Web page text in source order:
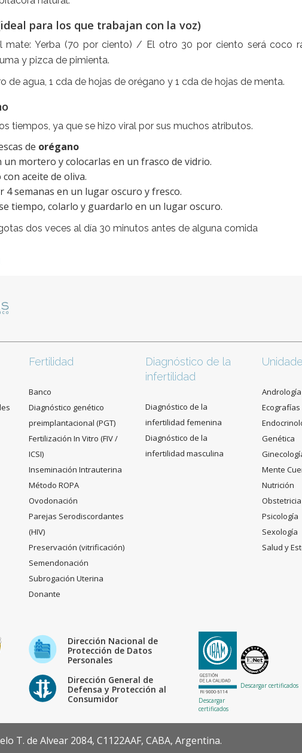
para los que trabajan con la voz)
mate: Yerba (70 por ciento) / El otro 30 por ciento será coco
y pizca de pimienta.
de agua, 1 cda de hojas de orégano y 1 cda de hojas de menta.
tiempos, ya que se hizo viral por sus muchos atributos.
de orégano
un mortero y colocarlas en un frasco de vidrio.
aceite de oliva.
4 semanas en un lugar oscuro y fresco.
tiempo, colarlo y guardarlo en un lugar oscuro.
dos veces al día 30 minutos antes de alguna comida
Fertilidad
Banco
Diagnóstico genético
preimplantacional (PGT)
Fertilización In Vitro (FIV /
ICSI)
Inseminación Intrauterina
Método ROPA
Ovodonación
Parejas Serodiscordantes
(HIV)
Preservación (vitrificación)
Semendonación
Subrogación Uterina
Donante
Diagnóstico de la
infertilidad
Diagnóstico de la
infertilidad femenina
Diagnóstico de la
infertilidad masculina
Ecografías
Genética
Mente
Nutrición
Obstetricia
Psicología
Sexología
Salud y
Dirección Nacional de
Protección de Datos
Personales
Dirección General de
Defensa y Protección al
Consumidor
Descargar
certificados
Descargar certificados
T. de Alvear 2084, C1122AAF, CABA, Argentina.